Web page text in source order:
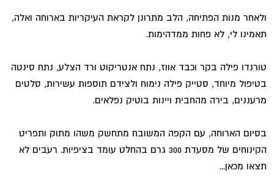
ולאחר מנות הפתיחה, הלב מתרונן לקראת העיקריות בארוחה ואלה,
תאמינו לי, לא פחות ממדהימות.
טורנדו פילה בקר וכבד אווז, נתח אנטריקוט ורד הצלע, נתח סינטה
בטיפול מיוחד, סטייק פילה נימוח ולצידם תוספות עשירות, סלטים
מרעננים, בירה מהחבית ויינות בוטיק נפלאים.
בסיום הארוחה, עם הקפה המשובח מתחשק משהו מתוק ותפריט
הקינוחים של מסעדת 300 גרם בהחלט עומד בציפיות. רעבים לא
תצאו מכאן...